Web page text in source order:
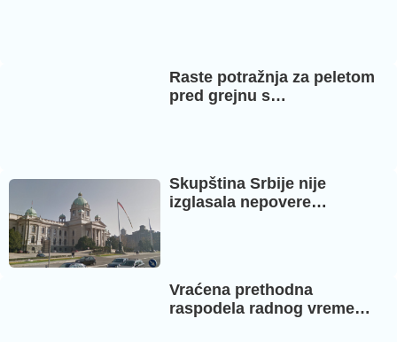
Raste potražnja za peletom
pred grejnu s…
Skupština Srbije nije
izglasala nepovere…
Vraćena prethodna
raspodela radnog vreme…